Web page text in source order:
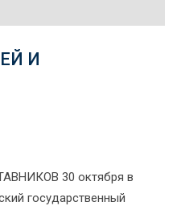
И
30 октября в
государственный